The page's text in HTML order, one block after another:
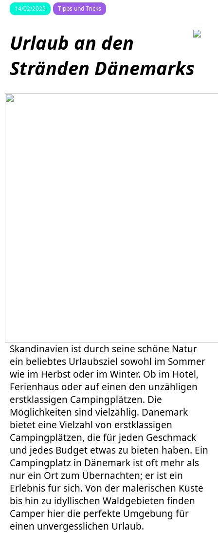
14/02/2025 Tipps und Tricks
Urlaub an den
Stränden Dänemarks
Skandinavien ist durch seine schöne Natur
ein beliebtes Urlaubsziel sowohl im Sommer
wie im Herbst oder im Winter. Ob im Hotel,
Ferienhaus oder auf einen den unzähligen
erstklassigen Campingplätzen. Die
Möglichkeiten sind vielzählig. Dänemark
bietet eine Vielzahl von erstklassigen
Campingplätzen, die für jeden Geschmack
und jedes Budget etwas zu bieten haben. Ein
Campingplatz in Dänemark ist oft mehr als
nur ein Ort zum Übernachten; er ist ein
Erlebnis für sich. Von der malerischen Küste
bis hin zu idyllischen Waldgebieten finden
Camper hier die perfekte Umgebung für
einen unvergesslichen Urlaub.